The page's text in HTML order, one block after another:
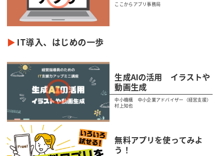
ここからアプリ事務局
IT導入、はじめの一歩
生成AIの活用 イラストや
動画生成
中小機構 中小企業アドバイザー（経営支援）
村上知也
無料アプリを使ってみよ
う！